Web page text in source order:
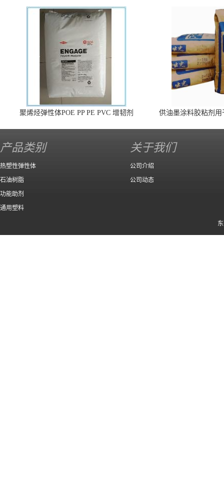
聚烯烃弹性体POE PP PE PVC 增韧剂
供油墨涂料胶粘剂
产品类别
热塑性弹性体
石油树脂
功能助剂
通用塑料
关于我们
公司介绍
公司动态